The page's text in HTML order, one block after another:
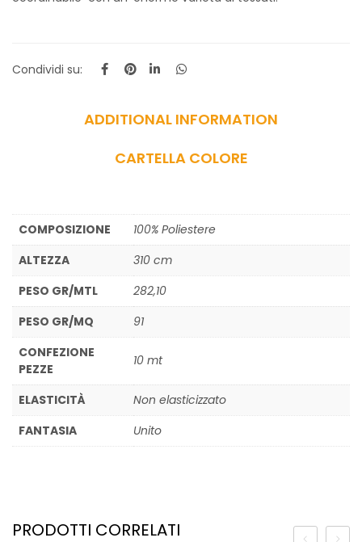
Condividi su:
ADDITIONAL INFORMATION
CARTELLA COLORE
COMPOSIZIONE
100% Poliestere
ALTEZZA
310 cm
PESO GR/MTL
282,10
PESO GR/MQ
91
CONFEZIONE
PEZZE
10 mt
ELASTICITÀ
Non elasticizzato
FANTASIA
Unito
PRODOTTI CORRELATI